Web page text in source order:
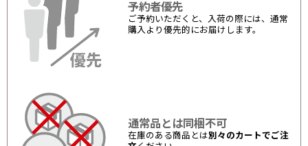
予約者優先
ご予約いただくと、入荷の際には、通常
購入より優先的にお届けします。
通常品とは同梱不可
在庫のある商品とは別々のカートでご注